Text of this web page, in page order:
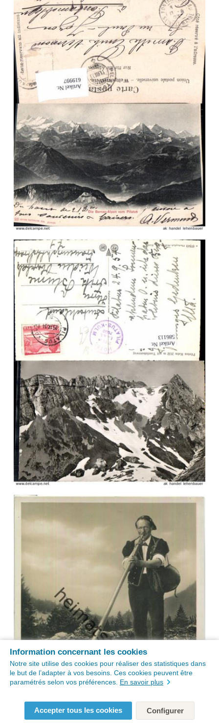
Information concernant les cookies
Notre site utilise des cookies pour réaliser des statistiques dans
le but de l’adapter à vos besoins. Ces cookies peuvent être
paramétrés selon vos préférences. En savoir plus
Accepter tous les cookies Configurer